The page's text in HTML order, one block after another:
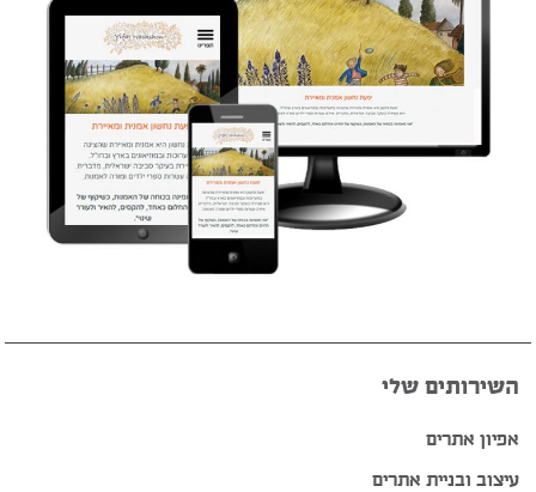
השירותים שלי
אפיון אתרים
עיצוב ובניית אתרים